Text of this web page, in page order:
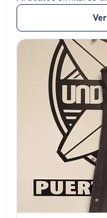
Estado: ★★★★★